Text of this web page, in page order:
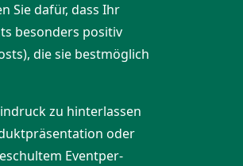
Sie dafür, dass Ihr
besonders positiv
die sie bestmöglich
zu hinter­lassen
oder
Event­per­